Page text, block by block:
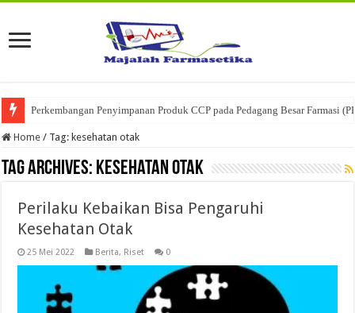
Perkembangan Penyimpanan Produk CCP pada Pedagang Besar Farmasi
Home / Tag: kesehatan otak
Tag Archives: kesehatan otak
Perilaku Kebaikan Bisa Pengaruhi
Kesehatan Otak
25 Mei 2022 Berita, Riset 0